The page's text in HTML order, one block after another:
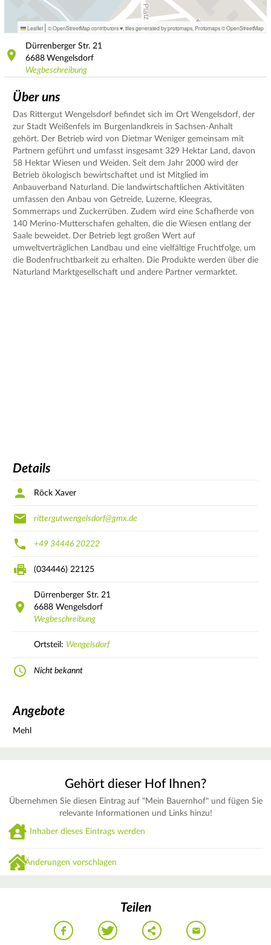
Leaflet | © OpenStreetMap contributors ♥, tiles generated by protomaps Protomaps©OpenStreetMap
Dürrenberger Str. 21
6688 Wengelsdorf
Wegbeschreibung
Über uns
Das Rittergut Wengelsdorf befindet sich im Ort Wengelsdorf, der
zur Stadt Weißenfels im Burgenlandkreis in Sachsen-Anhalt
gehört. Der Betrieb wird von Dietmar Weniger gemeinsam mit
Partnern geführt und umfasst insgesamt 329 Hektar Land, davon
58 Hektar Wiesen und Weiden. Seit dem Jahr 2000 wird der
Betrieb ökologisch bewirtschaftet und ist Mitglied im
Anbauverband Naturland. Die landwirtschaftlichen Aktivitäten
umfassen den Anbau von Getreide, Luzerne, Kleegras,
Sommerraps und Zuckerrüben. Zudem wird eine Schafherde von
140 Merino-Mutterschafen gehalten, die die Wiesen entlang der
Saale beweidet. Der Betrieb legt großen Wert auf
umweltverträglichen Landbau und eine vielfältige Fruchtfolge, um
die Bodenfruchtbarkeit zu erhalten. Die Produkte werden über die
Naturland Marktgesellschaft und andere Partner vermarktet.
Details
Röck Xaver
rittergutwengelsdorf@gmx.de
+49 34446 20222
(034446) 22125
Dürrenberger Str. 21
6688 Wengelsdorf
Wegbeschreibung
Ortsteil: Wengelsdorf
Nicht bekannt
Angebote
Mehl
Gehört dieser Hof Ihnen?
Übernehmen Sie diesen Eintrag auf "Mein Bauernhof" und fügen Sie
relevante Informationen und Links hinzu!
Inhaber dieses Eintrags werden
Änderungen vorschlagen
Teilen